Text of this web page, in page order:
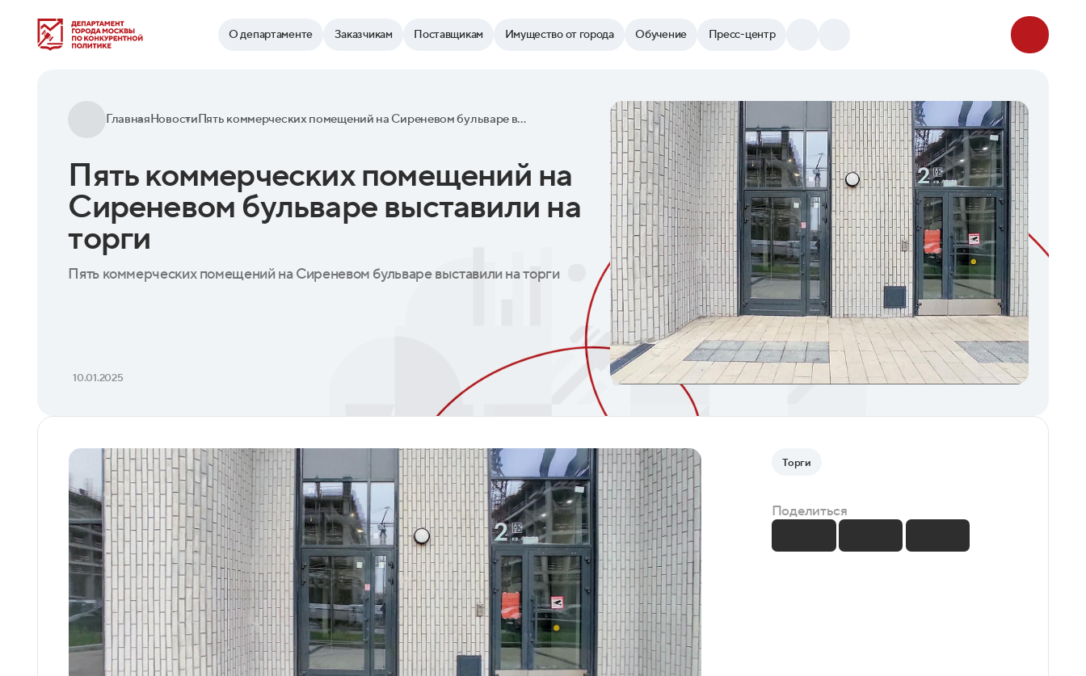
О департаменте Заказчикам Поставщикам Имущество от города Обучение Пресс-центр
ГлавнаяНовости Пять коммерческих помещений на Сиреневом бульваре выставили на торги
Пять коммерческих помещений на
Сиреневом бульваре выставили на
торги
Пять коммерческих помещений на Сиреневом бульваре выставили на торги
10.01.2025
Торги
Поделиться